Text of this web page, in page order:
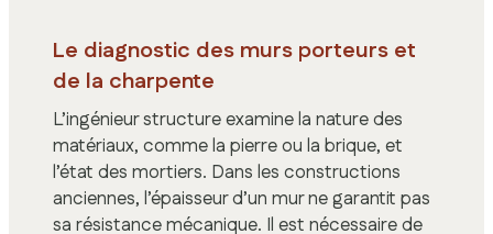
Le diagnostic des murs porteurs et
de la charpente
L’ingénieur structure examine la nature des
matériaux, comme la pierre ou la brique, et
l’état des mortiers. Dans les constructions
anciennes, l’épaisseur d’un mur ne garantit pas
sa résistance mécanique. Il est nécessaire de